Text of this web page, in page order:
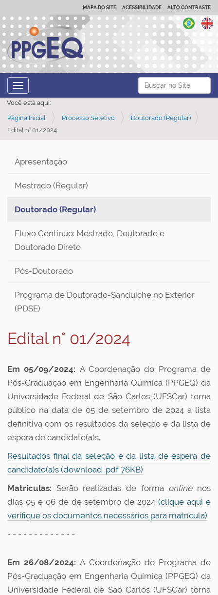
Busca
Busca Avançada…
MAPA DO SITE ACESSIBILIDADE ALTO CONTRASTE
Toggle navigation
Você está aqui:
Página Inicial Processo Seletivo
Doutorado (Regular)
Edital n° 01/2024
Apresentação
Mestrado (Regular)
Doutorado (Regular)
Fluxo Contínuo: Mestrado, Doutorado e
Doutorado Direto
Pós-Doutorado
Programa de Doutorado-Sanduíche no Exterior
(PDSE)
Edital n° 01/2024
Em 05/09/2024: A Coordenação do Programa de
Pós-Graduação em Engenharia Química (PPGEQ) da
Universidade Federal de São Carlos (UFSCar) torna
público na data de 05 de setembro de 2024 a lista
definitiva com os resultados da seleção e da lista de
espera de candidato(a)s.
Resultados final da seleção e da lista de espera de
candidato(a)s (download .pdf 76KB)
Matrículas: Serão realizadas de forma onlinenos
dias 05 e 06 de de setembro de 2024(clique aqui e
verifique os documentos necessários para matrícula)
- - - - - - - - - - - - -
Em 26/08/2024: A Coordenação do Programa de
Pós-Graduação em Engenharia Química (PPGEQ) da
Universidade Federal de São Carlos (UFSCar) torna